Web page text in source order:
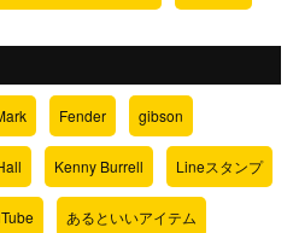
Fender gibson
Kenny Burrell Lineスタンプ
あるといいアイテム